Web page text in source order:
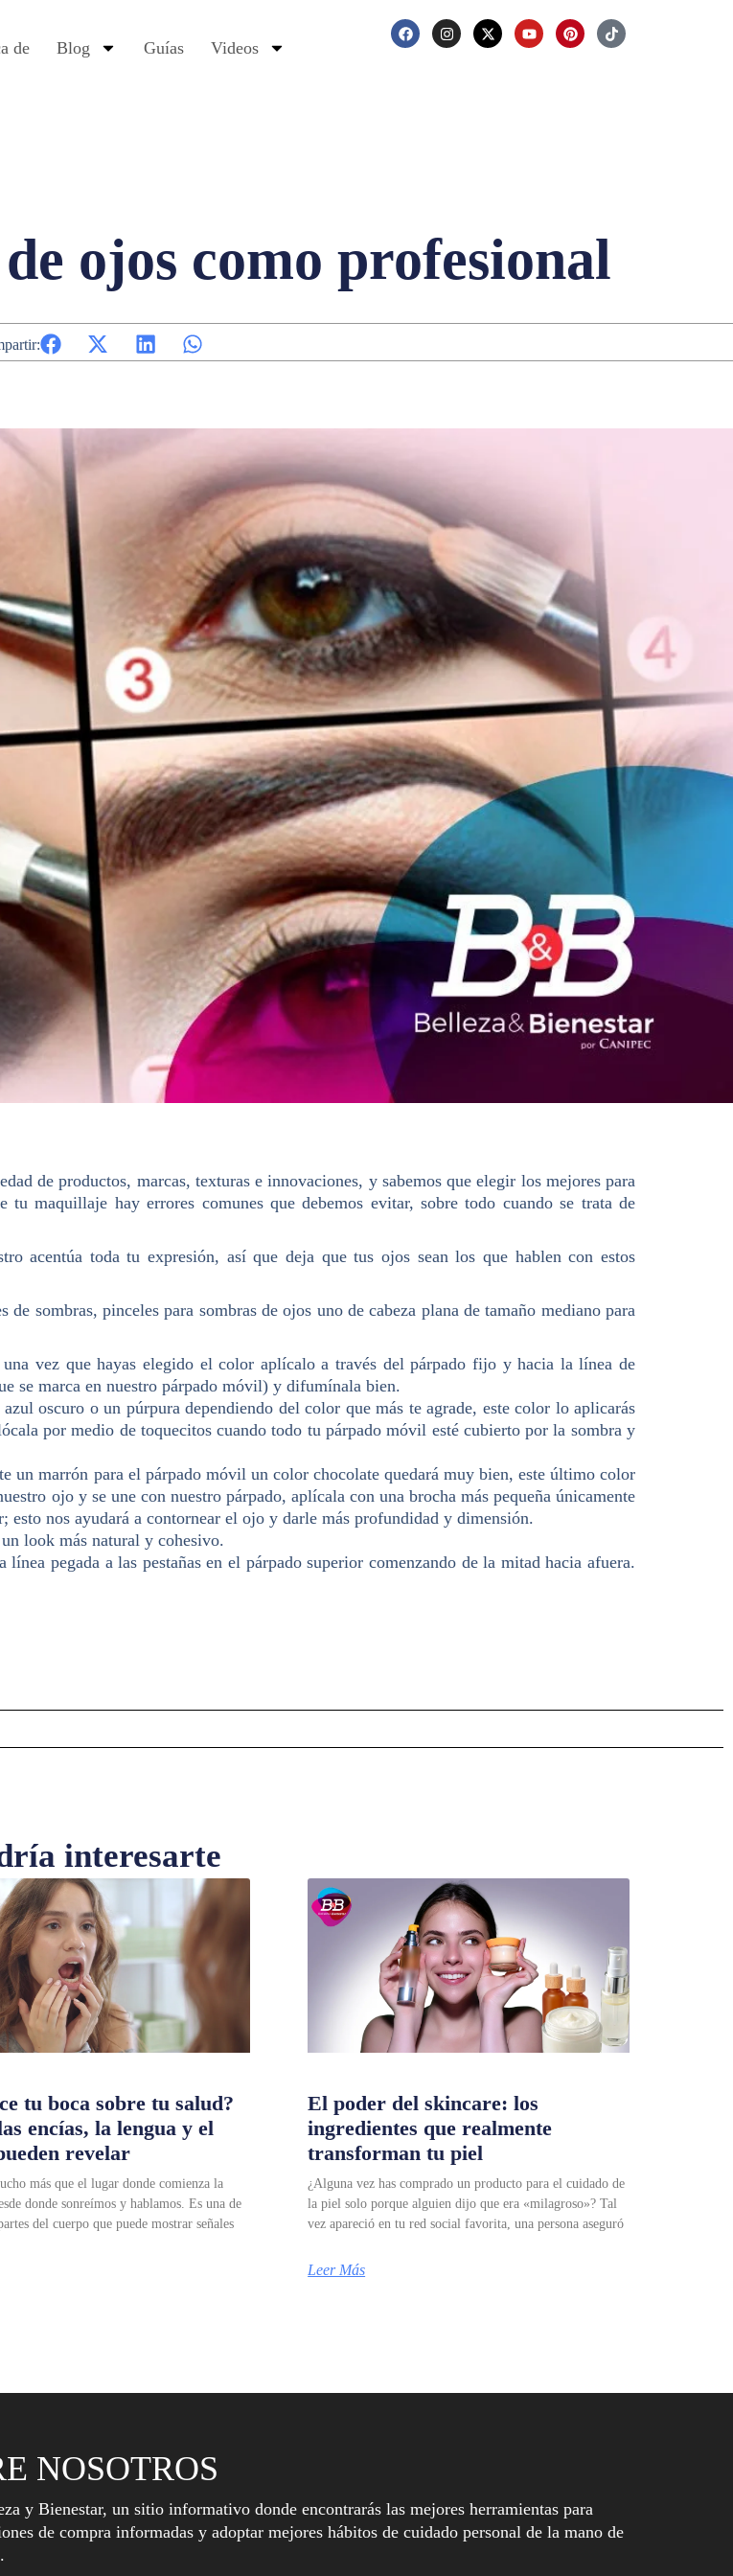
de Blog Guías Videos
ojos como profesional
de productos, marcas, texturas e innovaciones, y sabemos que elegir los mejores para
maquillaje hay errores comunes que debemos evitar, sobre todo cuando se trata de
acentúa toda tu expresión, así que deja que tus ojos sean los que hablen con estos
sombras, pinceles para sombras de ojos uno de cabeza plana de tamaño mediano para
vez que hayas elegido el color aplícalo a través del párpado fijo y hacia la línea de
se marca en nuestro párpado móvil) y difumínala bien.
oscuro o un púrpura dependiendo del color que más te agrade, este color lo aplicarás
por medio de toquecitos cuando todo tu párpado móvil esté cubierto por la sombra y
un marrón para el párpado móvil un color chocolate quedará muy bien, este último color
ojo y se une con nuestro párpado, aplícala con una brocha más pequeña únicamente
nos ayudará a contornear el ojo y darle más profundidad y dimensión.
look más natural y cohesivo.
pegada a las pestañas en el párpado superior comenzando de la mitad hacia afuera.
interesarte
tu boca sobre tu salud?
encías, la lengua y el
revelar
más que el lugar donde comienza la
donde sonreímos y hablamos. Es una de
del cuerpo que puede mostrar señales
El poder del skincare: los
ingredientes que realmente
transforman tu piel
¿Alguna vez has comprado un producto para el cuidado de
la piel solo porque alguien dijo que era «milagroso»? Tal
vez apareció en tu red social favorita, una persona aseguró
Leer Más
NOSOTROS
y Bienestar, un sitio informativo donde encontrarás las mejores herramientas para
de compra informadas y adoptar mejores hábitos de cuidado personal de la mano de